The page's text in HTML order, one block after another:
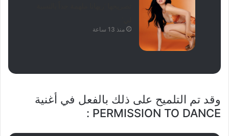
منذ 13 ساعة
وقد تم التلميح على ذلك بالفعل في أغنية
PERMISSION TO DANCE :